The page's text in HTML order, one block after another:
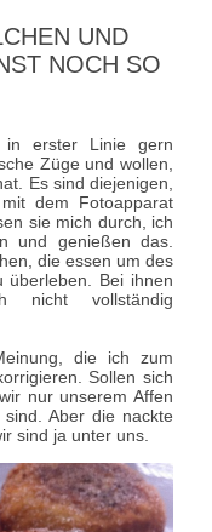
UND
NOCH SO
erster Linie gern
Züge und wollen,
Es sind diejenigen,
dem Fotoapparat
sie mich durch, ich
und genießen das.
die essen um des
überleben. Bei ihnen
nicht vollständig
die ich zum
Sollen sich
nur unserem Affen
Aber die nackte
sind ja unter uns.